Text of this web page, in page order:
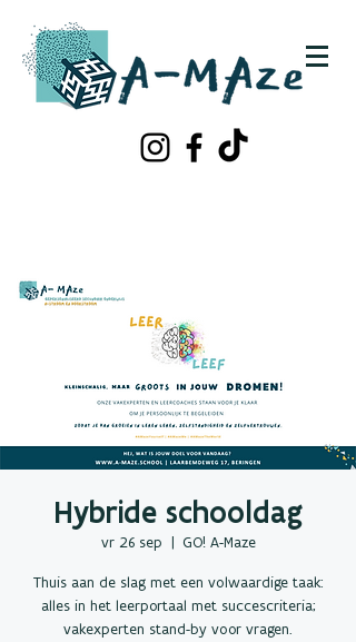
Hybride schooldag
vr 26 sep
  |
GO! A-Maze
Thuis aan de slag met een volwaardige taak:
alles in het leerportaal met succescriteria;
vakexperten stand-by voor vragen.